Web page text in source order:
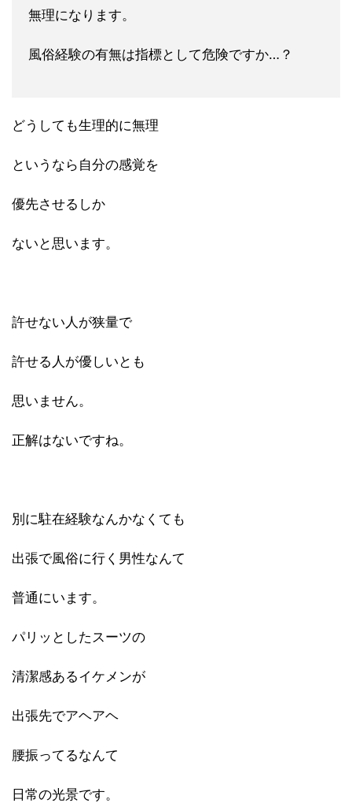
無理になります。
風俗経験の有無は指標として危険ですか…？
どうしても生理的に無理
というなら自分の感覚を
優先させるしか
ないと思います。
許せない人が狭量で
許せる人が優しいとも
思いません。
正解はないですね。
別に駐在経験なんかなくても
出張で風俗に行く男性なんて
普通にいます。
パリッとしたスーツの
清潔感あるイケメンが
出張先でアヘアヘ
腰振ってるなんて
日常の光景です。